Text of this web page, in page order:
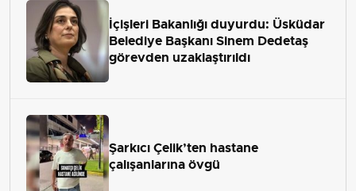
İçişleri Bakanlığı duyurdu: Üsküdar
Belediye Başkanı Sinem Dedetaş
görevden uzaklaştırıldı
Şarkıcı Çelik’ten hastane
çalışanlarına övgü